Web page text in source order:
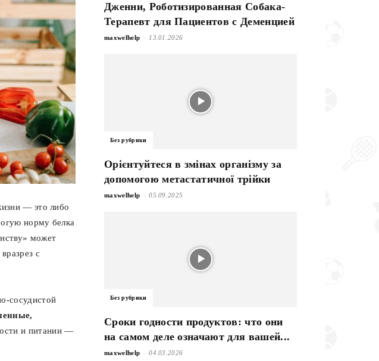
— это либо
норму белка
может
с
сосудистой
и питании —
Дженни, Роботизированная Собака-
Терапевт для Пациентов с Деменцией
maxwelhelp - 13.01.2026
Без рубрики
Орієнтуйтеся в змінах організму за
допомогою метастатичної трійки
maxwelhelp - 05.09.2025
Без рубрики
Сроки годности продуктов: что они
на самом деле означают для вашей...
maxwelhelp - 04.03.2026